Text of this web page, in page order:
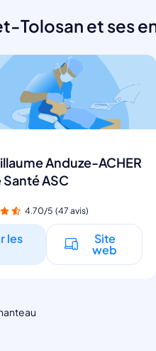
Tolosan et ses
Anduze-ACHER
ASC
4.70/5 (47 avis)
les Site
web